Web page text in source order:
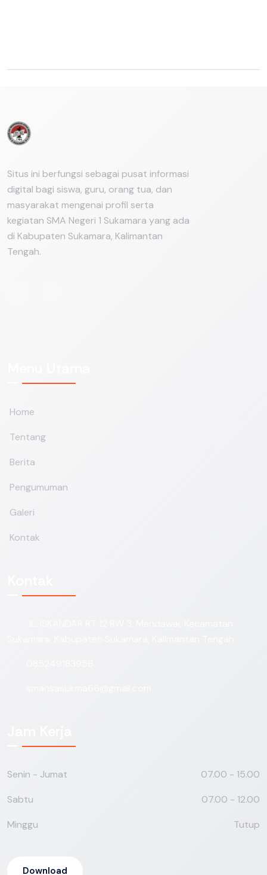
Situs ini berfungsi sebagai pusat informasi
digital bagi siswa, guru, orang tua, dan
masyarakat mengenai profil serta
kegiatan SMA Negeri 1 Sukamara yang ada
di Kabupaten Sukamara, Kalimantan
Tengah.
Home
Tentang
Berita
Pengumuman
Galeri
Kontak
Senin - Jumat
07.00 - 15.00
Sabtu
07.00 - 12.00
Minggu
Tutup
Download